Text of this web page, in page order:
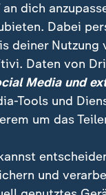
USA will EU-
Fakten
sein.
an dich
Dabei
deiner Nutzung
Daten von
Media und
Tools und
um das
und